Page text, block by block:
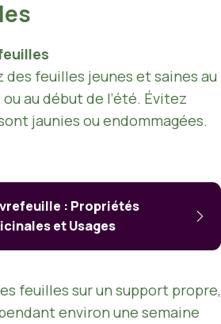
des feuilles jeunes et saines au
au début de l’été. Évitez
jaunies ou endommagées.
: Propriétés
et Usages
feuilles sur un support propre,
environ une semaine